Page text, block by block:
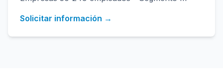
Solicitar información →